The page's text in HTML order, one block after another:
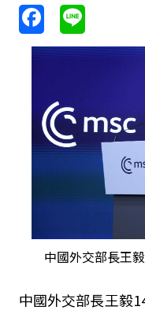
中國外交部長王
中國外交部長王毅